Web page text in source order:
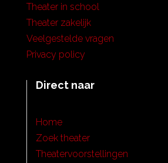
Theater in school
Theater zakelijk
Veelgestelde vragen
Privacy policy
Direct naar
Home
Zoek theater
Theatervoorstellingen